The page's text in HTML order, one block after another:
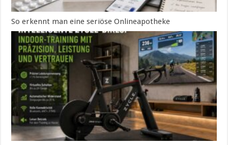
So erkennt man eine seriöse Onlineapotheke